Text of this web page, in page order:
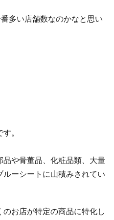
多い店舗数なのかなと思い
。
や骨董品、化粧品類、大量
ーシートに山積みされてい
お店が特定の商品に特化し